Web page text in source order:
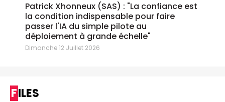
Patrick Xhonneux (SAS) : "La confiance est
la condition indispensable pour faire
passer l'IA du simple pilote au
déploiement à grande échelle"
Dimanche 12 Juillet 2026
FILES